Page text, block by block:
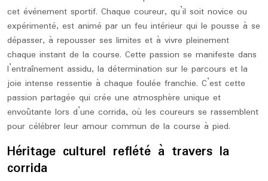
cet événement sportif. Chaque coureur, qu’il soit novice ou
expérimenté, est animé par un feu intérieur qui le pousse à se
dépasser, à repousser ses limites et à vivre pleinement
chaque instant de la course. Cette passion se manifeste dans
l’entraînement assidu, la détermination sur le parcours et la
joie intense ressentie à chaque foulée franchie. C’est cette
passion partagée qui crée une atmosphère unique et
envoûtante lors d’une corrida, où les coureurs se rassemblent
pour célébrer leur amour commun de la course à pied.
Héritage culturel reflété à travers la
corrida